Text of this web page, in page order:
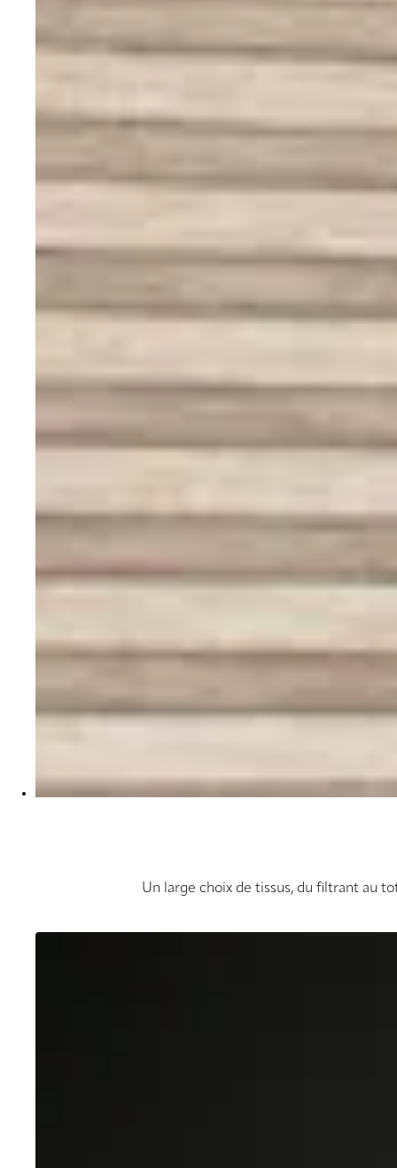
Un large choix de tissus, du filtrant au